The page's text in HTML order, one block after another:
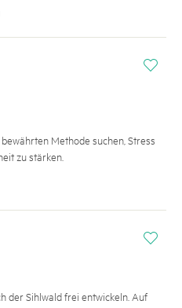
i
Methode suchen, Stress
zu stärken.
i
der Sihlwald frei entwickeln. Auf